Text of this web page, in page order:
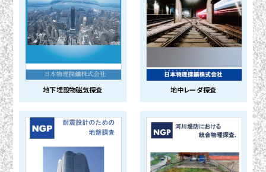
地下埋設物磁気探査 地中レーダ探査